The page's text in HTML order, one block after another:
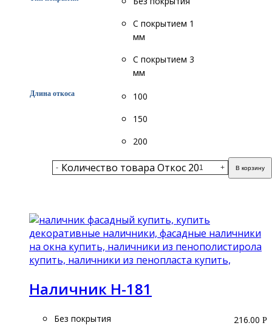
С покрытием 1
мм
С покрытием 3
мм
Длина откоса
100
150
200
- Количество товара Откос 20 + В корзину
Наличник Н-181
Без покрытия
216.00 Р